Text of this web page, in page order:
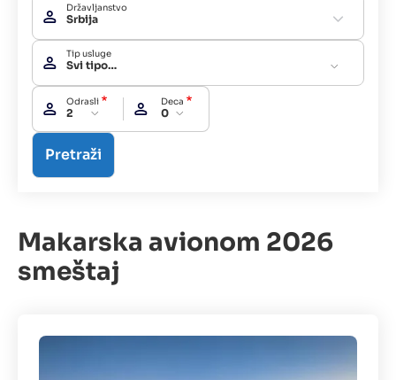
Državljanstvo
Srbija
Tip usluge
Svi tipovi usluga
Odrasli
2
Deca
0
Makarska avionom 2026
smeštaj